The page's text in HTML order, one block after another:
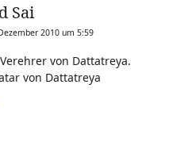
Sai
2010 um 5:59
von Dattatreya.
von Dattatreya